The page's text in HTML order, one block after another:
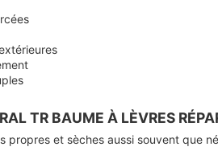
TR BAUME À LÈVRES
propres et sèches aussi souvent que